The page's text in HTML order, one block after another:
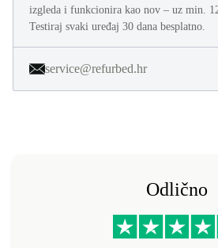
izgleda i funkcionira kao nov – uz min.
Testiraj svaki uređaj 30 dana besplatno.
service@refurbed.hr
Odlično